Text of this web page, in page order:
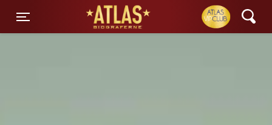
Toggle navigation
ATLAS Biograferne